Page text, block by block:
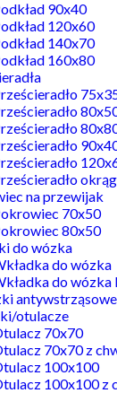
90x40
120x60
140x70
160x80
na przewijak
70x50
80x50
do wózka
do wózka
do wózka
otulacze
70x70
70x70 z
100x100
100x100 z